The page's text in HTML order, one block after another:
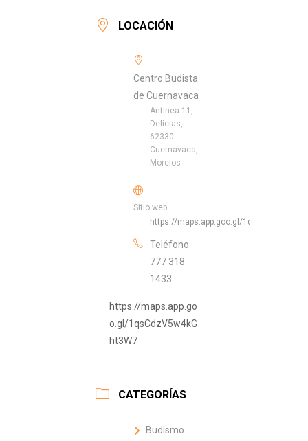
LOCACIÓN
Centro Budista
de Cuernavaca
Antinea 11,
Delicias,
62330
Cuernavaca,
Morelos
Sitio web
https://maps.app.goo.gl/
Teléfono
777 318
1433
https://maps.app.go
o.gl/1qsCdzV5w4kG
ht3W7
CATEGORÍAS
Budismo